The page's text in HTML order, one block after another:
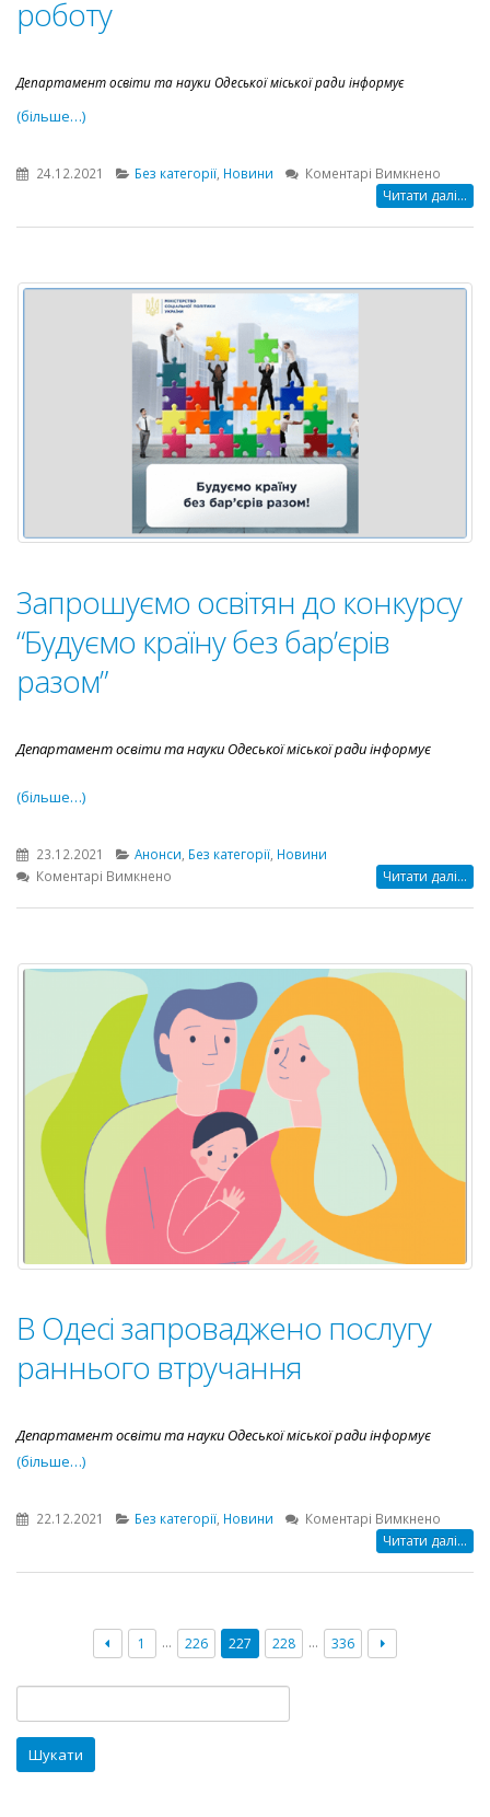
роботу
Департамент освіти та науки Одеської міської ради інформує
(більше…)
24.12.2021 Без категорії Новини Коментарі Вимкнено
Школа
Читати далі...
Запрошуємо освітян до конкурсу
“Будуємо країну без бар’єрів
разом”
Департамент освіти та науки Одеської міської ради інформує
(більше…)
23.12.2021 Анонси Без категорії Новини
Коментарі Вимкненодо
конкурсу
“Будуємо
країну
без
бар’єрів
разом”
Читати далі...
В Одесі запроваджено послугу
раннього втручання
Департамент освіти та науки Одеської міської ради інформує
(більше…)
22.12.2021 Без категорії Новини Коментарі Вимкнено
В
Читати далі...
1 … 226 227 228 … 336